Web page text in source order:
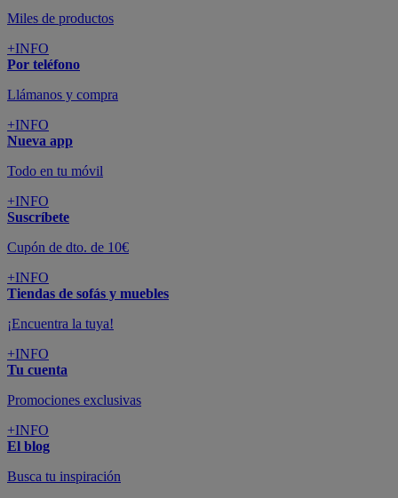
Miles de productos
+INFO
Por teléfono
Llámanos y compra
+INFO
Nueva app
Todo en tu móvil
+INFO
Suscríbete
Cupón de dto. de 10€
+INFO
Tiendas de sofás y muebles
¡Encuentra la tuya!
+INFO
Tu cuenta
Promociones exclusivas
+INFO
El blog
Busca tu inspiración